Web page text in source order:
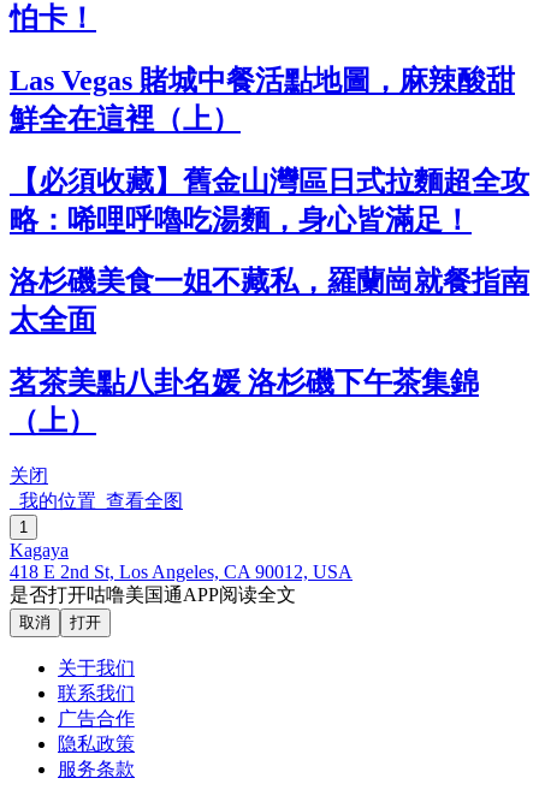
怕卡！
Las Vegas 賭城中餐活點地圖，麻辣酸甜
鮮全在這裡（上）
【必須收藏】舊金山灣區日式拉麵超全攻
略：唏哩呼嚕吃湯麵，身心皆滿足！
洛杉磯美食一姐不藏私，羅蘭崗就餐指南
太全面
茗茶美點八卦名媛 洛杉磯下午茶集錦
（上）
关闭
我的位置 查看全图
1
Kagaya
418 E 2nd St, Los Angeles, CA 90012, USA
是否打开咕噜美国通APP阅读全文
取消 打开
关于我们
联系我们
广告合作
隐私政策
服务条款